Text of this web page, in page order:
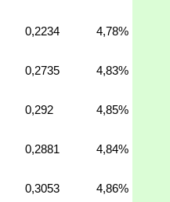
0,2234 4,78%
0,2735 4,83%
0,292 4,85%
0,2881 4,84%
0,3053 4,86%